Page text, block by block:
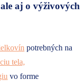
aj o výživových
potrebných na
tela,
vo forme